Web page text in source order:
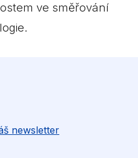
ve směřování
newsletter